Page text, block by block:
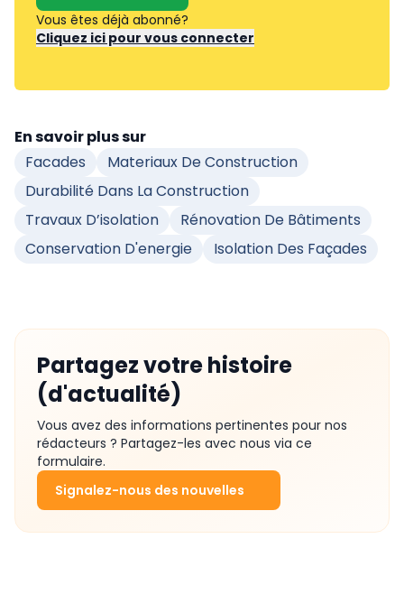
Vous êtes déjà abonné?
Cliquez ici pour vous connecter
En savoir plus sur
Facades
Materiaux De Construction
Durabilité Dans La Construction
Travaux D’isolation
Rénovation De Bâtiments
Conservation D'energie
Isolation Des Façades
Partagez votre histoire
(d'actualité)
Vous avez des informations pertinentes pour nos
rédacteurs ? Partagez-les avec nous via ce
formulaire.
Signalez-nous des nouvelles